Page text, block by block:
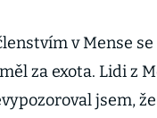
v Mense
za exota. Lidi z
jsem,